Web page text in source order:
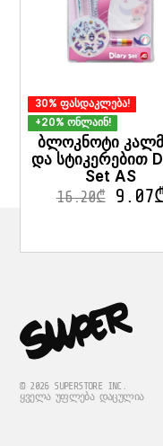
30% ფასდაკლება!
+20% ონლაინ!
ბლოკნოტი
და სტიკერებით
Set AS
16.20₾ 9.07
© 2026 SUPERSTORE INC.
ᲧᲕᲔᲚᲐ ᲣᲤᲚᲔᲑᲐ ᲓᲐᲪᲣᲚᲘᲐ